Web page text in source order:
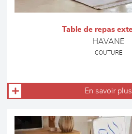
Table de repas
HAVANE
COUTURE
En savoir plus